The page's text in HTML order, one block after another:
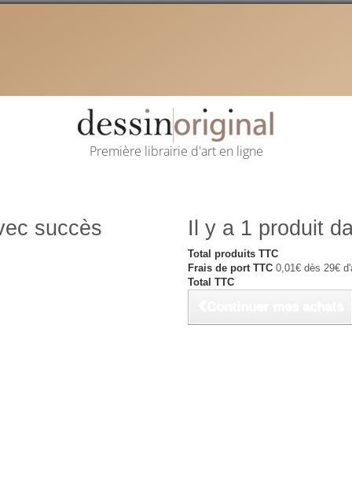
Première librairie d'art en ligne
succès Il y a 1 produit
Total produits TTC
Frais de port TTC 0,01€ dès 29€
Total TTC